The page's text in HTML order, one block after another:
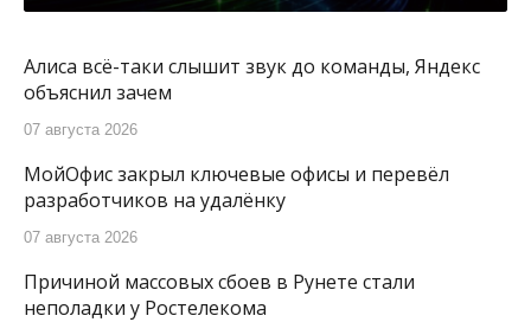
Алиса всё-таки слышит звук до команды, Яндекс
объяснил зачем
07 августа 2026
МойОфис закрыл ключевые офисы и перевёл
разработчиков на удалёнку
07 августа 2026
Причиной массовых сбоев в Рунете стали
неполадки у Ростелекома